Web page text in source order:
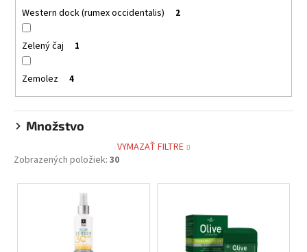
Western dock (rumex occidentalis) 2
Zelený čaj 1
Zemolez 4
Množstvo
VYMAZAŤ FILTRE
Zobrazených položiek: 30
V